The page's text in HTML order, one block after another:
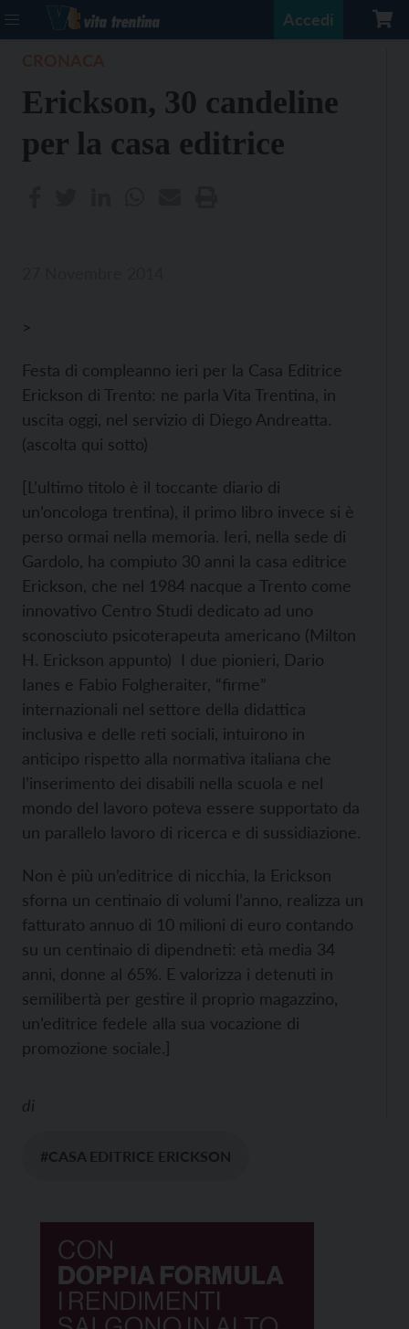
Accedi
Erickson, 30 candeline
per la casa editrice
>
Festa di compleanno ieri per la Casa Editrice
Erickson di Trento: ne parla Vita Trentina, in
uscita oggi, nel servizio di Diego Andreatta.
(ascolta qui sotto)
[L’ultimo titolo è il toccante diario di
un’oncologa trentina), il primo libro invece si è
perso ormai nella memoria. Ieri, nella sede di
Gardolo, ha compiuto 30 anni la casa editrice
Erickson, che nel 1984 nacque a Trento come
innovativo Centro Studi dedicato ad uno
sconosciuto psicoterapeuta americano (Milton
H. Erickson appunto) I due pionieri, Dario
Ianes e Fabio Folgheraiter, “firme”
internazionali nel settore della didattica
inclusiva e delle reti sociali, intuirono in
anticipo rispetto alla normativa italiana che
l’inserimento dei disabili nella scuola e nel
mondo del lavoro poteva essere supportato da
un parallelo lavoro di ricerca e di sussidiazione.
Non è più un’editrice di nicchia, la Erickson
sforna un centinaio di volumi l’anno, realizza un
fatturato annuo di 10 milioni di euro contando
su un centinaio di dipendneti: età media 34
anni, donne al 65%. E valorizza i detenuti in
semilibertà per gestire il proprio magazzino,
un’editrice fedele alla sua vocazione di
promozione sociale.]
di
#CASA EDITRICE ERICKSON